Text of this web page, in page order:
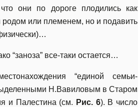
они по дороге плодились как
родом или племенем, но и подавить
“заноза” все-таки остается…
“единой семьи-
Н.Вавиловым в Старом
и Палестина (см. Рис. 6). В число